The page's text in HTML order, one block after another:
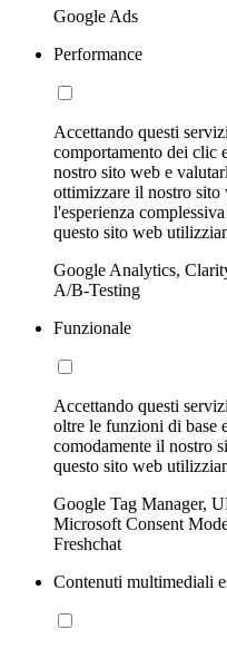
Google Ads
Performance
Accettando questi
comportamento dei clic
nostro sito web e
ottimizzare il nostro sito
l'esperienza
questo sito web
Google Analytics,
A/B-Testing
Funzionale
Accettando questi
oltre le funzioni di base
comodamente il nostro
questo sito web
Google Tag Manager,
Microsoft Consent
Freshchat
Contenuti multimediali